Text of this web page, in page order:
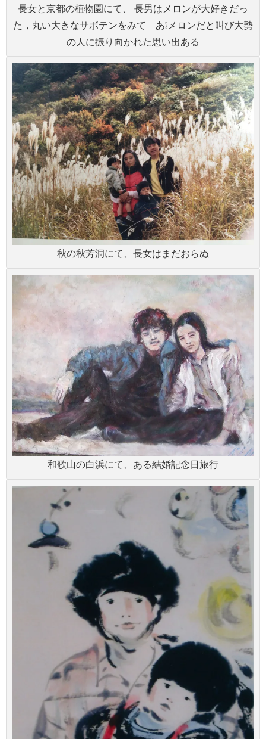
長女と京都の植物園にて、 長男はメロンが大好きだっ
た，丸い大きなサボテンをみて あ❕メロンだと叫び大勢
の人に振り向かれた思い出ある
秋の秋芳洞にて、長女はまだおらぬ
和歌山の白浜にて、ある結婚記念日旅行